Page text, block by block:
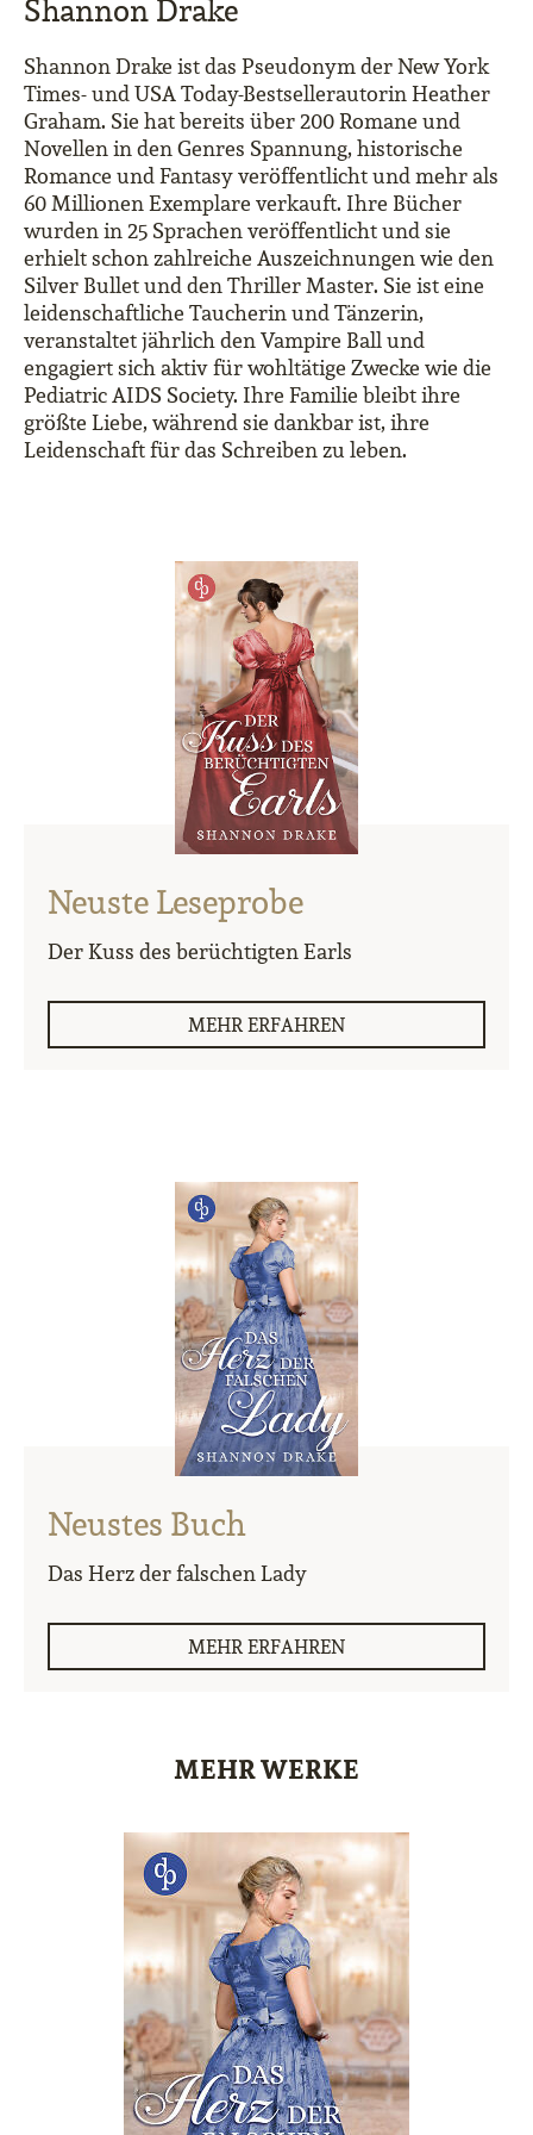
Shannon Drake
Shannon Drake ist das Pseudonym der New York
Times- und USA Today-Bestsellerautorin Heather
Graham. Sie hat bereits über 200 Romane und
Novellen in den Genres Spannung, historische
Romance und Fantasy veröffentlicht und mehr als
60 Millionen Exemplare verkauft. Ihre Bücher
wurden in 25 Sprachen veröffentlicht und sie
erhielt schon zahlreiche Auszeichnungen wie den
Silver Bullet und den Thriller Master. Sie ist eine
leidenschaftliche Taucherin und Tänzerin,
veranstaltet jährlich den Vampire Ball und
engagiert sich aktiv für wohltätige Zwecke wie die
Pediatric AIDS Society. Ihre Familie bleibt ihre
größte Liebe, während sie dankbar ist, ihre
Leidenschaft für das Schreiben zu leben.
Neuste Leseprobe
Der Kuss des berüchtigten Earls
MEHR ERFAHREN
Neustes Buch
Das Herz der falschen Lady
MEHR ERFAHREN
MEHR WERKE